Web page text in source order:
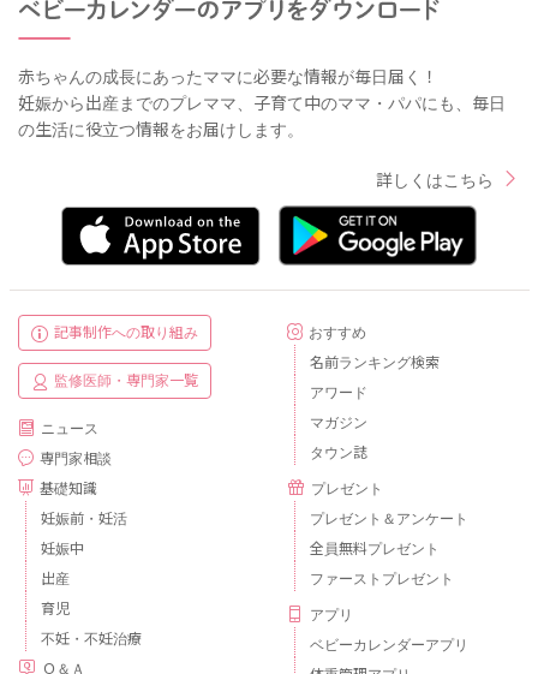
赤ちゃんの成長にあったママに必要な情報が毎日届く！
妊娠から出産までのプレママ、子育て中のママ・パパにも、毎日
の生活に役立つ情報をお届けします。
詳しくはこちら
記事制作への取り組み
監修医師・専門家一覧
ニュース
専門家相談
基礎知識
妊娠前・妊活
妊娠中
出産
育児
不妊・不妊治療
Ｑ＆Ａ
おすすめ
名前ランキング検索
アワード
マガジン
タウン誌
プレゼント
プレゼント＆アンケート
全員無料プレゼント
ファーストプレゼント
アプリ
ベビーカレンダーアプリ